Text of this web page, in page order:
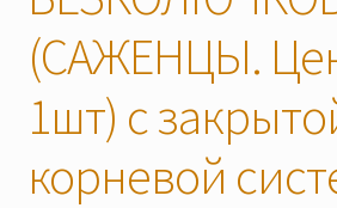
(САЖЕНЦЫ.
1шт) с
корневой